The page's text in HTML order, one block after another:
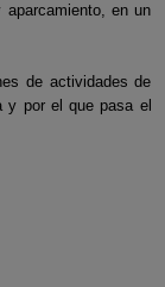
en un
de actividades de
y por el que pasa el